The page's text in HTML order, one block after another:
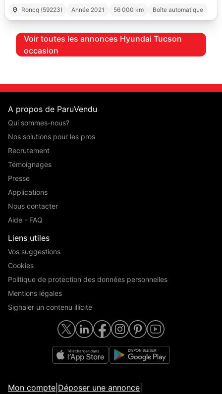
Roncq (59223) Année 2021 56 000 km Boîte automatique
Voir toutes les annonces Hyundai Tucson
occasion
A propos de ParuVendu
Qui sommes-nous?
Nos solutions pour les pros
Recrutement
Témoignages
Presse
Applications
Nous contacter
Aide - FAQ
Liens utiles
Vos suggestions
Cookies
Politique de protection des données personnelles
Mentions légales
Signaler un contenu illicite
Mon compte Déposer une annonce